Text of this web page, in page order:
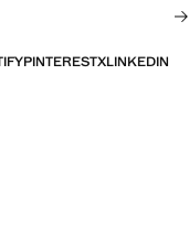
PINTERESTXLINKEDIN